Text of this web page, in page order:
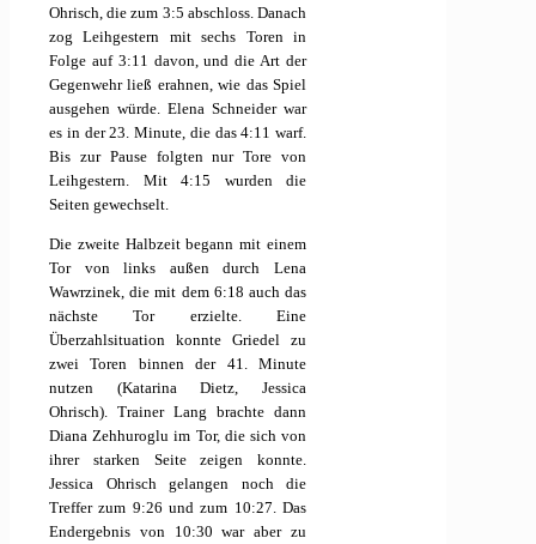
Ohrisch, die zum 3:5 abschloss. Danach
zog Leihgestern mit sechs Toren in
Folge auf 3:11 davon, und die Art der
Gegenwehr ließ erahnen, wie das Spiel
ausgehen würde. Elena Schneider war
es in der 23. Minute, die das 4:11 warf.
Bis zur Pause folgten nur Tore von
Leihgestern. Mit 4:15 wurden die
Seiten gewechselt.
Die zweite Halbzeit begann mit einem
Tor von links außen durch Lena
Wawrzinek, die mit dem 6:18 auch das
nächste Tor erzielte. Eine
Überzahlsituation konnte Griedel zu
zwei Toren binnen der 41. Minute
nutzen (Katarina Dietz, Jessica
Ohrisch). Trainer Lang brachte dann
Diana Zehhuroglu im Tor, die sich von
ihrer starken Seite zeigen konnte.
Jessica Ohrisch gelangen noch die
Treffer zum 9:26 und zum 10:27. Das
Endergebnis von 10:30 war aber zu